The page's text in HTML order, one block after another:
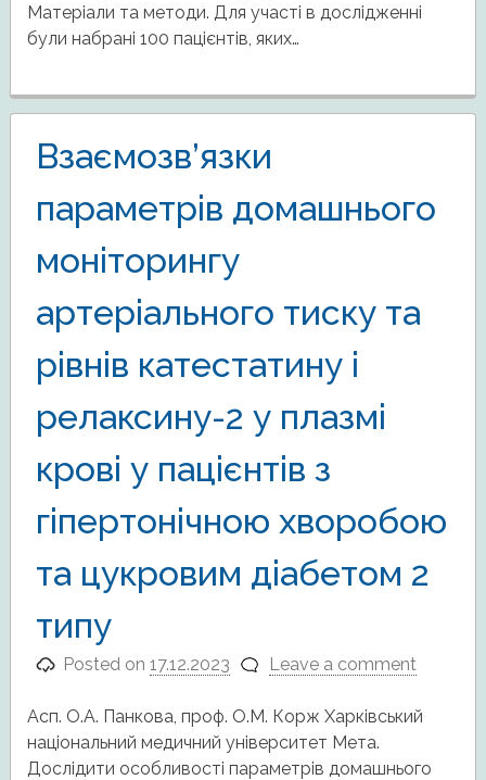
Матеріали та методи. Для участі в дослідженні
були набрані 100 пацієнтів, яких…
Взаємозв’язки
параметрів домашнього
моніторингу
артеріального тиску та
рівнів катестатину і
релаксину-2 у плазмі
крові у пацієнтів з
гіпертонічною хворобою
та цукровим діабетом 2
типу
Posted on17.12.2023 Leave a comment
Асп. О.А. Панкова, проф. О.М. Корж Харківський
національний медичний університет Мета.
Дослідити особливості параметрів домашнього